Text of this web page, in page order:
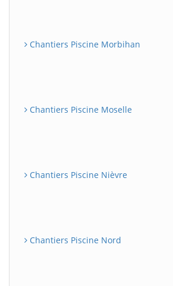
Chantiers Piscine Morbihan
Chantiers Piscine Moselle
Chantiers Piscine Nièvre
Chantiers Piscine Nord